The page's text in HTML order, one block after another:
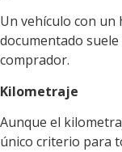
Un vehículo con
documentado
comprador.
Kilometraje
Aunque el
único criterio para